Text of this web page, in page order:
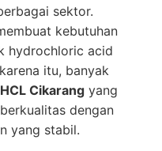
sektor.
kebutuhan
hydrochloric acid
itu, banyak
Cikarangyang
dengan
yang stabil.